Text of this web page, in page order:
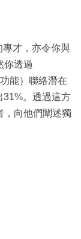
專才，亦令你與
你透過
能）聯絡潛在
31%。透過這方
，向他們闡述獨